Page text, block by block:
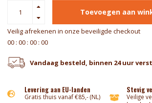
Toevoegen aan
Veilig afrekenen in onze beveiligde checkout
00 : 00 : 00 : 00
Vandaag besteld, binnen 24 uur
Levering aan EU-landen
Gratis thuis vanaf €85,- (NL)
Stevig
Veilige